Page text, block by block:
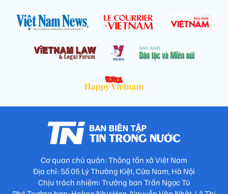
Cơ quan chủ quản: Thông tấn xã Việt Nam
Địa chỉ: Số 05 Lý Thường Kiệt, Cửa Nam, Hà Nội
Chịu trách nhiệm: Trưởng ban Trần Ngọc Tú